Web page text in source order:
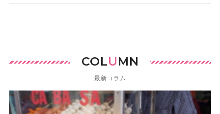
COLUMN
最新コラム